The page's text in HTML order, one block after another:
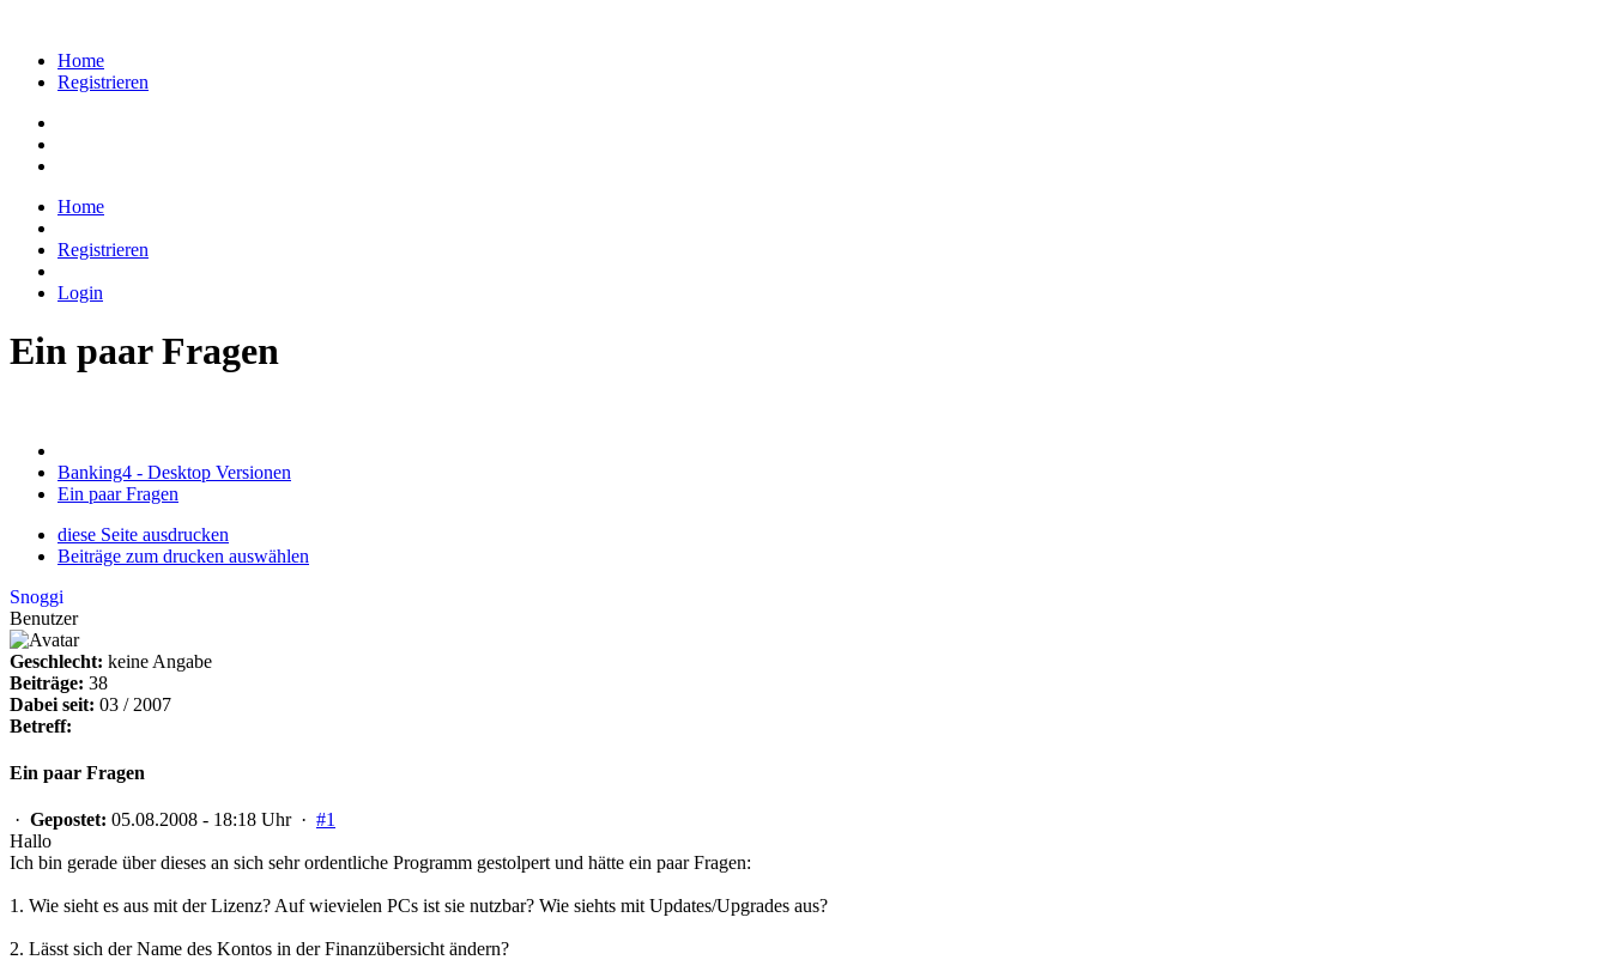
Home
Registrieren
Home
Registrieren
Login
Ein paar Fragen
Banking4 - Desktop Versionen
Ein paar Fragen
diese Seite ausdrucken
Beiträge zum drucken auswählen
Snoggi
Benutzer
Geschlecht: keine Angabe
Beiträge: 38
Dabei seit: 03 / 2007
Betreff:
Ein paar Fragen
· Gepostet: 05.08.2008 - 18:18 Uhr · #1
Hallo
Ich bin gerade über dieses an sich sehr ordentliche Programm gestolpert und hätte ein paar Fragen:
1. Wie sieht es aus mit der Lizenz? Auf wievielen PCs ist sie nutzbar? Wie siehts mit Updates/Upgrades aus?
2. Lässt sich der Name des Kontos in der Finanzübersicht ändern?